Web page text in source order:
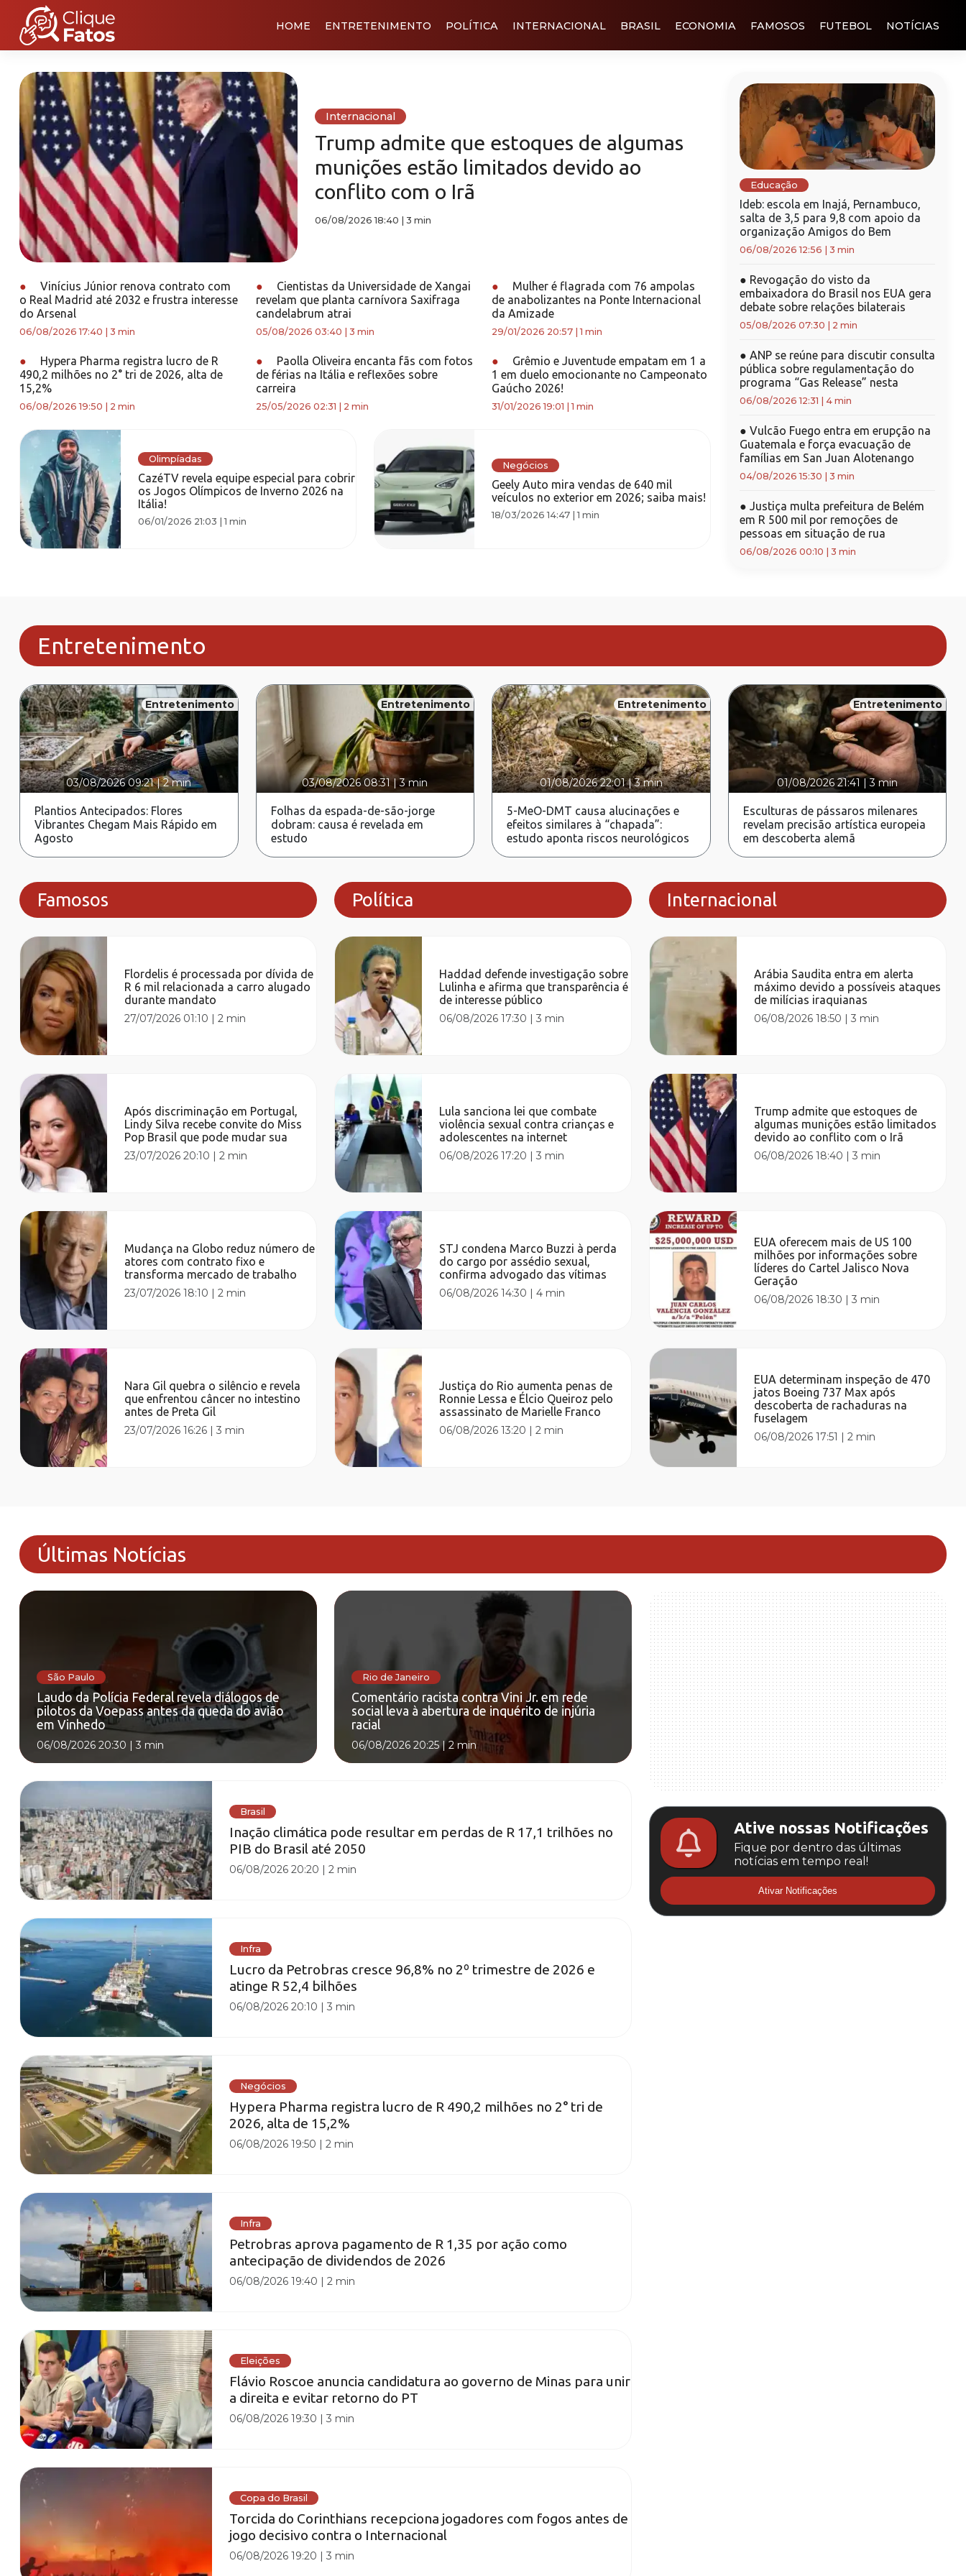
HOME ENTRETENIMENTO POLÍTICA INTERNACIONAL BRASIL ECONOMIA FAMOSOS FUTEBOL NOTÍCIAS
Internacional
Trump admite que estoques de algumas
munições estão limitados devido ao
conflito com o Irã
06/08/2026 18:40 3 min
●
Vinícius Júnior renova contrato com
o Real Madrid até 2032 e frustra interesse
do Arsenal
06/08/2026 17:40 3 min
●
Cientistas da Universidade de Xangai
revelam que planta carnívora Saxifraga
candelabrum atrai
05/08/2026 03:40 3 min
●
Mulher é flagrada com 76 ampolas
de anabolizantes na Ponte Internacional
da Amizade
29/01/2026 20:57 |1 min
●
Hypera Pharma registra lucro de R
490,2 milhões no 2° tri de 2026, alta de
15,2%
06/08/2026 19:50 2 min
●
Paolla Oliveira encanta fãs com fotos
de férias na Itália e reflexões sobre
carreira
25/05/2026 02:31 2 min
●
Grêmio e Juventude empatam em 1 a
1 em duelo emocionante no Campeonato
Gaúcho 2026!
31/01/2026 19:01 |1 min
Olimpíadas
CazéTV revela equipe especial para cobrir
os Jogos Olímpicos de Inverno 2026 na
Itália!
06/01/2026 21:03 |1 min
Negócios
Geely Auto mira vendas de 640 mil
veículos no exterior em 2026; saiba mais!
18/03/2026 14:47 |1 min
Educação
Ideb: escola em Inajá, Pernambuco,
salta de 3,5 para 9,8 com apoio da
organização Amigos do Bem
06/08/2026 12:56 3 min
● Revogação do visto da
embaixadora do Brasil nos EUA gera
debate sobre relações bilaterais
05/08/2026 07:30 2 min
● ANP se reúne para discutir consulta
pública sobre regulamentação do
programa “Gas Release” nesta
06/08/2026 12:31 4 min
● Vulcão Fuego entra em erupção na
Guatemala e força evacuação de
famílias em San Juan Alotenango
04/08/2026 15:30 3 min
● Justiça multa prefeitura de Belém
em R 500 mil por remoções de
pessoas em situação de rua
06/08/2026 00:10 3 min
Entretenimento
Entretenimento
03/08/2026 09:21|2 min
Plantios Antecipados: Flores
Vibrantes Chegam Mais Rápido em
Agosto
Entretenimento
03/08/2026 08:31|3 min
Folhas da espada-de-são-jorge
dobram: causa é revelada em
estudo
Entretenimento
01/08/2026 22:01|3 min
5-MeO-DMT causa alucinações e
efeitos similares à “chapada”:
estudo aponta riscos neurológicos
Entretenimento
01/08/2026 21:41 |3 min
Esculturas de pássaros milenares
revelam precisão artística europeia
em descoberta alemã
Famosos
Flordelis é processada por dívida de
R 6 mil relacionada a carro alugado
durante mandato
27/07/2026 01:10 |2 min
Após discriminação em Portugal,
Lindy Silva recebe convite do Miss
Pop Brasil que pode mudar sua
23/07/2026 20:10 |2 min
Mudança na Globo reduz número de
atores com contrato fixo e
transforma mercado de trabalho
23/07/2026 18:10 |2 min
Nara Gil quebra o silêncio e revela
que enfrentou câncer no intestino
antes de Preta Gil
23/07/2026 16:26 |3 min
Política
Haddad defende investigação sobre
Lulinha e afirma que transparência é
de interesse público
06/08/2026 17:30 |3 min
Lula sanciona lei que combate
violência sexual contra crianças e
adolescentes na internet
06/08/2026 17:20 |3 min
STJ condena Marco Buzzi à perda
do cargo por assédio sexual,
confirma advogado das vítimas
06/08/2026 14:30 |4 min
Justiça do Rio aumenta penas de
Ronnie Lessa e Élcio Queiroz pelo
assassinato de Marielle Franco
06/08/2026 13:20 |2 min
Internacional
Arábia Saudita entra em alerta
máximo devido a possíveis ataques
de milícias iraquianas
06/08/2026 18:50 |3 min
Trump admite que estoques de
algumas munições estão limitados
devido ao conflito com o Irã
06/08/2026 18:40 |3 min
EUA oferecem mais de US 100
milhões por informações sobre
líderes do Cartel Jalisco Nova
Geração
06/08/2026 18:30 |3 min
EUA determinam inspeção de 470
jatos Boeing 737 Max após
descoberta de rachaduras na
fuselagem
06/08/2026 17:51 |2 min
Últimas Notícias
São Paulo
Laudo da Polícia Federal revela diálogos de
pilotos da Voepass antes da queda do avião
em Vinhedo
06/08/2026 20:30 | 3 min
Rio de Janeiro
Comentário racista contra Vini Jr. em rede
social leva à abertura de inquérito de injúria
racial
06/08/2026 20:25|2 min
Brasil
Inação climática pode resultar em perdas de R 17,1 trilhões no
PIB do Brasil até 2050
06/08/2026 20:20 |2 min
Infra
Lucro da Petrobras cresce 96,8% no 2º trimestre de 2026 e
atinge R 52,4 bilhões
06/08/2026 20:10 |3 min
Negócios
Hypera Pharma registra lucro de R 490,2 milhões no 2° tri de
2026, alta de 15,2%
06/08/2026 19:50 |2 min
Infra
Petrobras aprova pagamento de R 1,35 por ação como
antecipação de dividendos de 2026
06/08/2026 19:40 |2 min
Eleições
Flávio Roscoe anuncia candidatura ao governo de Minas para unir
a direita e evitar retorno do PT
06/08/2026 19:30 |3 min
Copa do Brasil
Torcida do Corinthians recepciona jogadores com fogos antes de
jogo decisivo contra o Internacional
06/08/2026 19:20 |3 min
Ative nossas Notificações
Fique por dentro das últimas
notícias em tempo real!
Ativar Notificações